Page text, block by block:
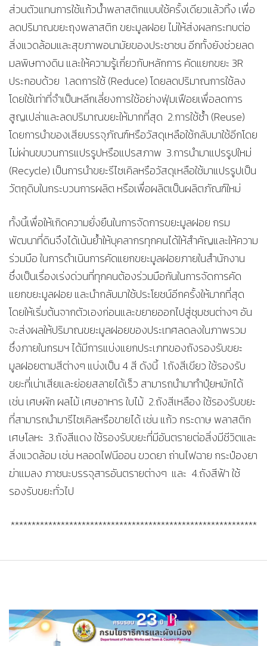
ส่วนตัวแทนการใช้แก้วน้ำพลาสติกแบบใช้ครั้งเดียวแล้วทิ้ง เพื่อ
ลดปริมาณขยะถุงพลาสติก ขยะมูลฝอย ไม่ให้ส่งผลกระทบต่อ
สิ่งแวดล้อมและสุขภาพอนามัยของประชาชน อีกทั้งยังช่วยลด
มลพิษทางดิน และให้ความรู้เกี่ยวกับหลักการ คัดแยกขยะ 3R
ประกอบด้วย 1.ลดการใช้ (Reduce) โดยลดปริมาณการใช้ลง
โดยใช้เท่าที่จำเป็นหลีกเลี่ยงการใช้อย่างฟุ่มเฟือยเพื่อลดการ
สูญเปล่าและลดปริมาณขยะให้มากที่สุด 2.การใช้ซ้ำ (Reuse)
โดยการนำของเสียบรรจุภัณฑ์หรือวัสดุเหลือใช้กลับมาใช้อีกโดย
ไม่ผ่านขบวนการแปรรูปหรือแปรสภาพ 3.การนำมาแปรรูปใหม่
(Recycle) เป็นการนำขยะรีไซเคิลหรือวัสดุเหลือใช้มาแปรรูปเป็น
วัตถุดิบในกระบวนการผลิต หรือเพื่อผลิตเป็นผลิตภัณฑ์ใหม่
ทั้งนี้เพื่อให้เกิดความยั่งยืนในการจัดการขยะมูลฝอย กรม
พัฒนาที่ดินจึงได้เน้นย้ำให้บุคลากรทุกคนได้ให้สำคัญและให้ความ
ร่วมมือ ในการดำเนินการคัดแยกขยะมูลฝอยภายในสำนักงาน
ซึ่งเป็นเรื่องเร่งด่วนที่ทุกคนต้องร่วมมือกันในการจัดการคัด
แยกขยะมูลฝอย และนำกลับมาใช้ประโยชน์อีกครั้งให้มากที่สุด
โดยให้เริ่มต้นจากตัวเองก่อนและขยายออกไปสู่ชุมชนต่างๆ อัน
จะส่งผลให้ปริมาณขยะมูลฝอยของประเทศลดลงในภาพรวม
ซึ่งภายในกรมฯ ได้มีการแบ่งแยกประเภทของถังรองรับขยะ
มูลฝอยตามสีต่างๆ แบ่งเป็น 4 สี ดังนี้ 1.ถังสีเขียว ใช้รองรับ
ขยะที่เน่าเสียและย่อยสลายได้เร็ว สามารถนำมาทำปุ๋ยหมักได้
เช่น เศษผัก ผลไม้ เศษอาหาร ใบไม้ 2.ถังสีเหลือง ใช้รองรับขยะ
ที่สามารถนำมารีไซเคิลหรือขายได้ เช่น แก้ว กระดาษ พลาสติก
เศษโลหะ 3.ถังสีแดง ใช้รองรับขยะที่มีอันตรายต่อสิ่งมีชีวิตและ
สิ่งแวดล้อม เช่น หลอดไฟนีออน ขวดยา ถ่านไฟฉาย กระป๋องยา
ฆ่าแมลง ภาชนะบรรจุสารอันตรายต่างๆ และ 4.ถังสีฟ้า ใช้
รองรับขยะทั่วไป
***********************************************************